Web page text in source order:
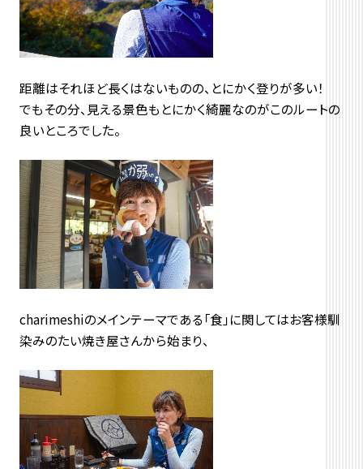
距離はそれほど長くはないものの、とにかく登りが多い！
でもその分、見える景色もとにかく綺麗なのがこのルートの
良いところでした。
charimeshiのメインテーマである「食」に関してはお客様馴
染みのたい焼き屋さんから始まり、